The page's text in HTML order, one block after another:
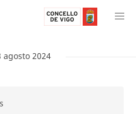
agosto 2024